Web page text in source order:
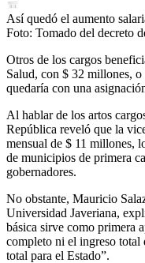
Así quedó el aumento
Foto: Tomado del decreto
Otros de los cargos
Salud, con $ 32 millones,
quedaría con una
Al hablar de los artos
República reveló que la
mensual de $ 11 millones,
de municipios de primera
gobernadores.
No obstante, Mauricio
Universidad Javeriana,
básica sirve como primera
completo ni el ingreso total
total para el Estado”.